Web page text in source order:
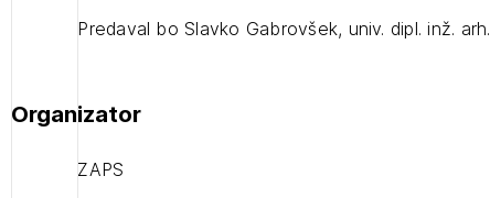
Predaval bo Slavko Gabrovšek, univ. dipl. inž. arh.
Organizator
ZAPS